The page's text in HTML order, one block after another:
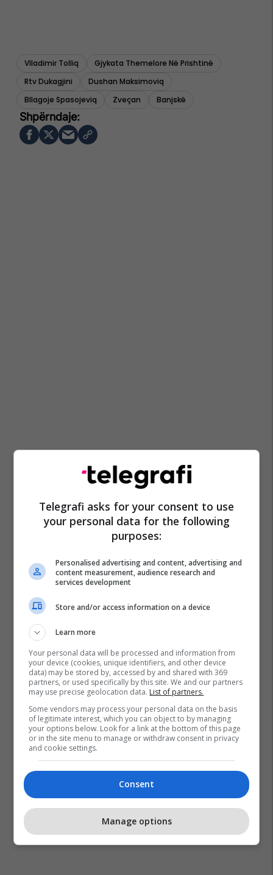
Vlladimir Tolliq
Gjykata Themelore Në Prishtinë
Rtv Dukagjini
Dushan Maksimoviq
Bllagoje Spasojeviq
Zveçan Banjskë
Promo Reklamo këtu
përkushtim, e dalluar për cilësi
Liri Prizren
Përzgjedhja javore: katër
Telegrafi Real Estate
BookFest vazhdon rrugëtimin në
Gjilan pas suksesit të
jashtëzakonshëm në Prishtinë
Dukagjini Bookstore
Bëhu ekspert i Real Estate me
UBT
UBT
Telegrafi asks for your consent to use
your personal data for the following
purposes:
Personalised advertising and content, advertising and
content measurement, audience research and
services development
Store and/or access information on a device
Learn more
Your personal data will be processed and information from
your device (cookies, unique identifiers, and other device
data) may be stored by, accessed by and shared with 369
partners, or used specifically by this site. We and our partners
may use precise geolocation data. List of partners.
Some vendors may process your personal data on the basis
of legitimate interest, which you can object to by managing
your options below. Look for a link at the bottom of this page
or in the site menu to manage or withdraw consent in privacy
and cookie settings.
Consent
Manage options